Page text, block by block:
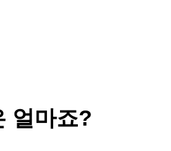
얼마죠?